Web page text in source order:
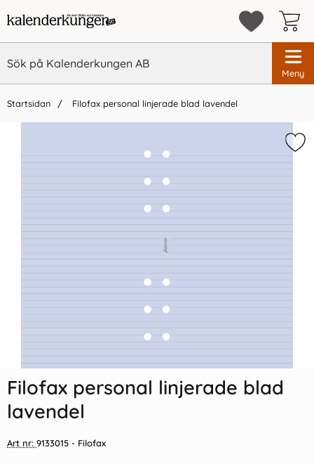
Meny
Startsidan Filofax personal linjerade blad lavendel
Filofax personal linjerade blad
lavendel
Art nr: 9133015 - Filofax